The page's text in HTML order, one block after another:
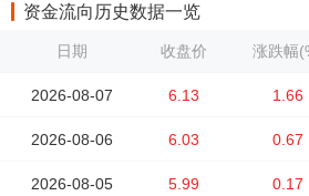
资金流向历史数据一览
日期 收盘价 涨跌幅
2026-08-07 6.13 1.66
2026-08-06 6.03 0.67
2026-08-05 5.99 0.17